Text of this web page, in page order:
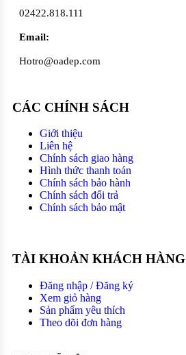
02422.818.111
Email:
Hotro@oadep.com
CÁC CHÍNH SÁCH
Giới thiệu
Liên hệ
Chính sách giao hàng
Hình thức thanh toán
Chính sách bảo hành
Chính sách đổi trả
Chính sách bảo mật
TÀI KHOẢN KHÁCH HÀNG
Đăng nhập / Đăng ký
Xem giỏ hàng
Sản phẩm yêu thích
Theo dõi đơn hàng